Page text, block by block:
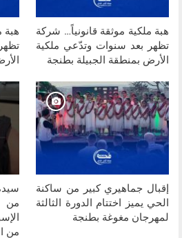
هبة ملكية موثقة قانونياً… شركة
تظهر بعد سنوات وتدّعي ملكية
الأرض بمنطقة الجبيلة بطنجة
هبة
إقبال جماهيري كبير من ساكنة
الحي يميز اختتام الدورة الثالثة
لمهرجان مغوغة بطنجة
من
من